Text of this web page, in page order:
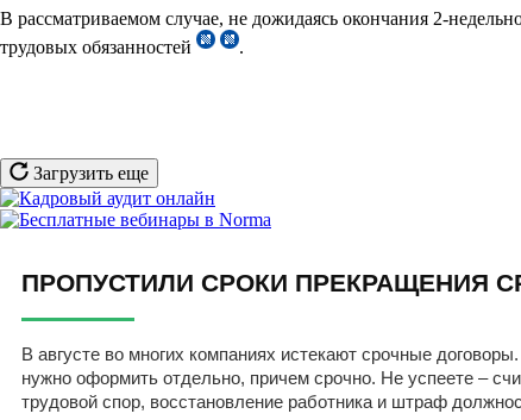
В рассматриваемом случае, не дожидаясь окончания 2-
трудовых обязанностей
.
Загрузить еще
ПРОПУСТИЛИ СРОКИ ПРЕКРАЩЕНИЯ
В августе во многих компаниях истекают срочные
нужно оформить отдельно, причем срочно. Не успеете –
трудовой спор, восстановление работника и штраф